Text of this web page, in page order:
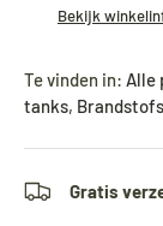
Bekijk
Te vinden in: Alle
tanks,
Gratis